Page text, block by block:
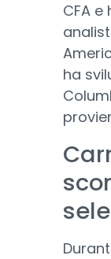
CFA
ha